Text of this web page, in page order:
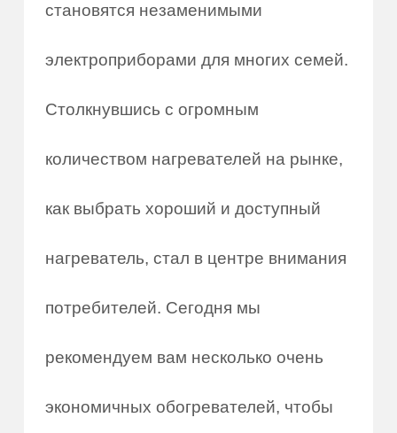
становятся незаменимыми
электроприборами для многих семей.
Столкнувшись с огромным
количеством нагревателей на рынке,
как выбрать хороший и доступный
нагреватель, стал в центре внимания
потребителей. Сегодня мы
рекомендуем вам несколько очень
экономичных обогревателей, чтобы